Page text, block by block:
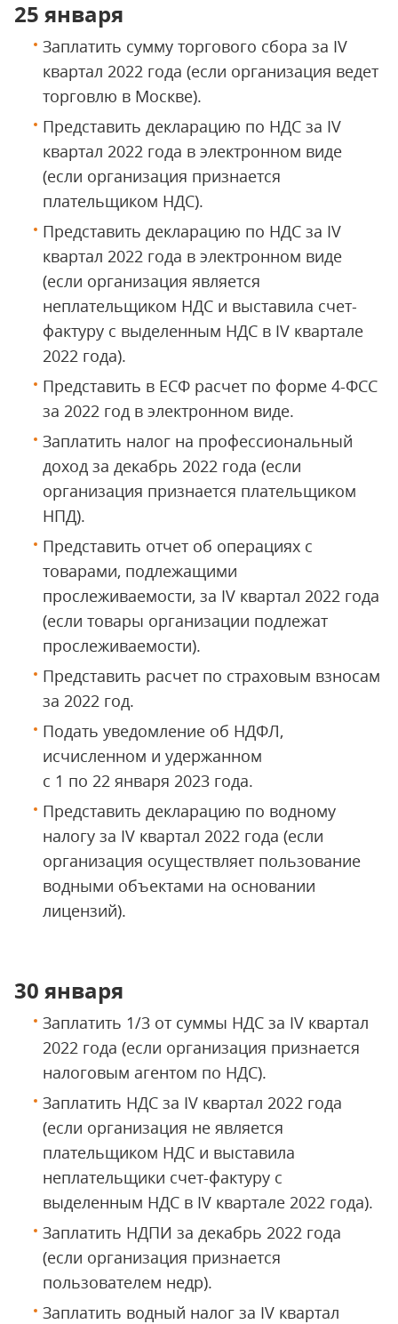
25 января
Заплатить сумму торгового сбора за IV
квартал 2022 года (если организация ведет
торговлю в Москве).
Представить декларацию по НДС за IV
квартал 2022 года в электронном виде
(если организация признается
плательщиком НДС).
Представить декларацию по НДС за IV
квартал 2022 года в электронном виде
(если организация является
неплательщиком НДС и выставила счет-
фактуру с выделенным НДС в IV квартале
2022 года).
Представить в ЕСФ расчет по форме 4-ФСС
за 2022 год в электронном виде.
Заплатить налог на профессиональный
доход за декабрь 2022 года (если
организация признается плательщиком
НПД).
Представить отчет об операциях с
товарами, подлежащими
прослеживаемости, за IV квартал 2022 года
(если товары организации подлежат
прослеживаемости).
Представить расчет по страховым взносам
за 2022 год.
Подать уведомление об НДФЛ,
исчисленном и удержанном
с 1 по 22 января 2023 года.
Представить декларацию по водному
налогу за IV квартал 2022 года (если
организация осуществляет пользование
водными объектами на основании
лицензий).
30 января
Заплатить 1/3 от суммы НДС за IV квартал
2022 года (если организация признается
налоговым агентом по НДС).
Заплатить НДС за IV квартал 2022 года
(если организация не является
плательщиком НДС и выставила
неплательщики счет-фактуру с
выделенным НДС в IV квартале 2022 года).
Заплатить НДПИ за декабрь 2022 года
(если организация признается
пользователем недр).
Заплатить водный налог за IV квартал